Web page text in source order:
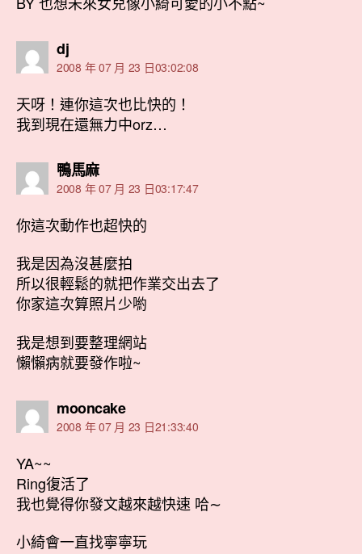
dj表
示:
2008 年 07 月 23 日03:02:08
天呀！連你這次也比快的！
我到現在還無力中orz…
鴨馬麻表
示:
2008 年 07 月 23 日03:17:47
你這次動作也超快的
我是因為沒甚麼拍
所以很輕鬆的就把作業交出去了
你家這次算照片少喲
我是想到要整理網站
懶懶病就要發作啦~
mooncake表
示:
2008 年 07 月 23 日21:33:40
YA~~
Ring復活了
我也覺得你發文越來越快速 哈∼
小綺會一直找寧寧玩